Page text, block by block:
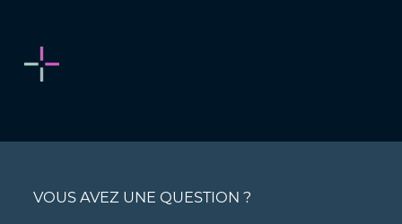
VOUS AVEZ UNE QUESTION ?